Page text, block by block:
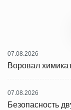
07.08.2026
Воровал
07.08.2026
Безопасность